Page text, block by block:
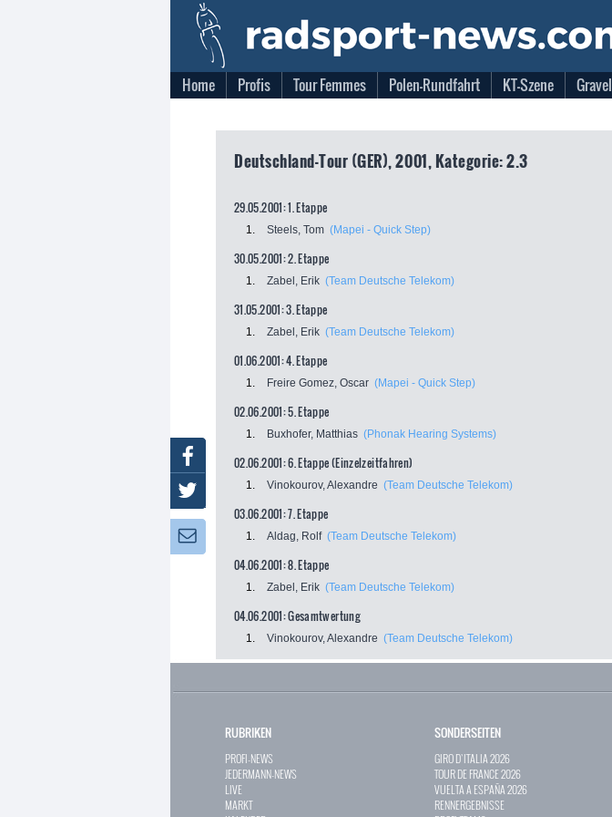
Home Profis Tour Femmes Polen-Rundfahrt KT-Szene Gravel
Deutschland-Tour (GER), 2001, Kategorie: 2.3
29.05.2001: 1. Etappe
1. Steels, Tom (Mapei - Quick Step)
30.05.2001: 2. Etappe
1. Zabel, Erik (Team Deutsche Telekom)
31.05.2001: 3. Etappe
1. Zabel, Erik (Team Deutsche Telekom)
01.06.2001: 4. Etappe
1. Freire Gomez, Oscar (Mapei - Quick Step)
02.06.2001: 5. Etappe
1. Buxhofer, Matthias (Phonak Hearing Systems)
02.06.2001: 6. Etappe (Einzelzeitfahren)
1. Vinokourov, Alexandre (Team Deutsche Telekom)
03.06.2001: 7. Etappe
1. Aldag, Rolf (Team Deutsche Telekom)
04.06.2001: 8. Etappe
1. Zabel, Erik (Team Deutsche Telekom)
04.06.2001: Gesamtwertung
1. Vinokourov, Alexandre (Team Deutsche Telekom)
Facebook
Twitter
Newsletter:
RUBRIKEN
PROFI-NEWS
JEDERMANN-NEWS
LIVE
MARKT
SONDERSEITEN
GIRO D`ITALIA 2026
TOUR DE FRANCE 2026
VUELTA A ESPAÑA 2026
RENNERGEBNISSE